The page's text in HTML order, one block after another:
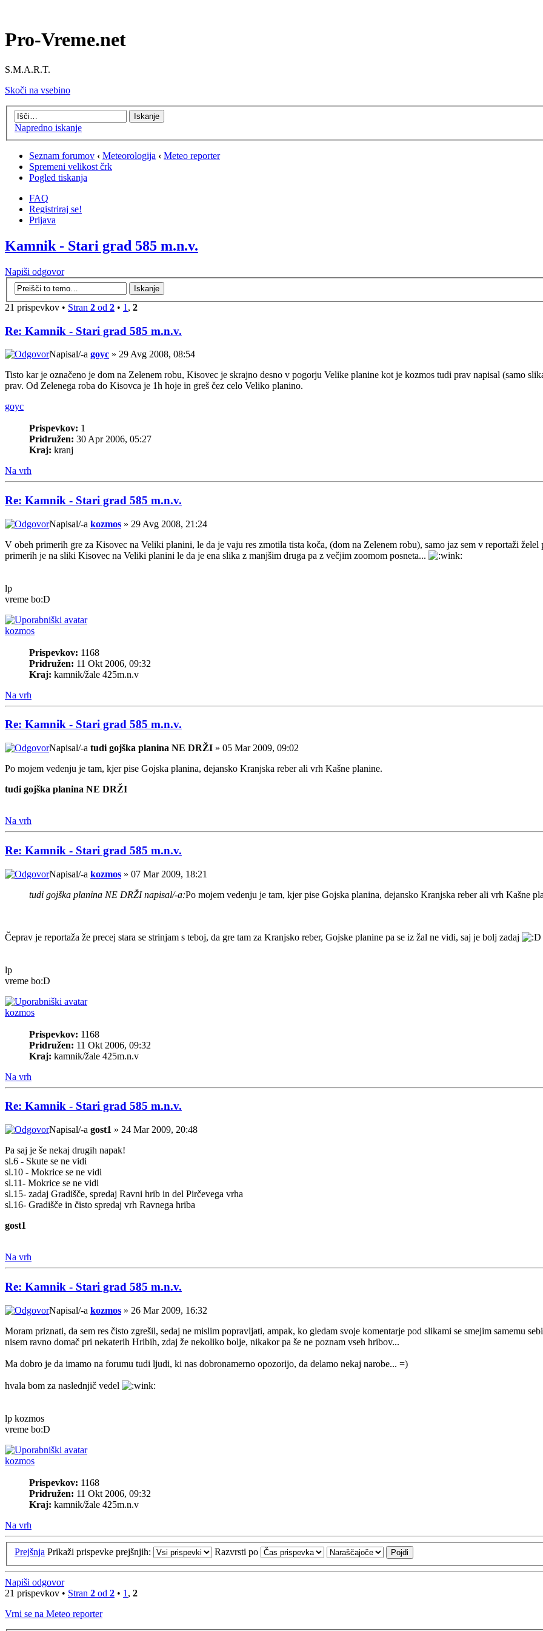
Pro-Vreme.net
S.M.A.R.T.
Skoči na vsebino
Napredno iskanje
Seznam forumov ‹ Meteorologija ‹ Meteo reporter
Spremeni velikost črk
Pogled tiskanja
FAQ
Registriraj se!
Prijava
Kamnik - Stari grad 585 m.n.v.
Napiši odgovor
21 prispevkov • Stran 2 od 2 • 1 , 2
Re: Kamnik - Stari grad 585 m.n.v.
Napisal/-a goyc » 29 Avg 2008, 08:54
Tisto kar je označeno je dom na Zelenem robu, Kisovec je skrajno desno v pogorju Velike planine kot je kozmos tudi prav napisal (samo
prav. Od Zelenega roba do Kisovca je 1h hoje in greš čez celo Veliko planino.
goyc
Prispevkov: 1
Pridružen: 30 Apr 2006, 05:27
Kraj: kranj
Na vrh
Re: Kamnik - Stari grad 585 m.n.v.
Napisal/-a kozmos » 29 Avg 2008, 21:24
V obeh primerih gre za Kisovec na Veliki planini, le da je vaju res zmotila tista koča, (dom na Zelenem robu), samo jaz sem v reportaži
primerih je na sliki Kisovec na Veliki planini le da je ena slika z manjšim druga pa z večjim zoomom posneta...
lp
vreme bo:D
kozmos
Prispevkov: 1168
Pridružen: 11 Okt 2006, 09:32
Kraj: kamnik/žale 425m.n.v
Na vrh
Re: Kamnik - Stari grad 585 m.n.v.
Napisal/-a tudi gojška planina NE DRŽI » 05 Mar 2009, 09:02
Po mojem vedenju je tam, kjer pise Gojska planina, dejansko Kranjska reber ali vrh Kašne planine.
tudi gojška planina NE DRŽI
Na vrh
Re: Kamnik - Stari grad 585 m.n.v.
Napisal/-a kozmos » 07 Mar 2009, 18:21
tudi gojška planina NE DRŽI napisal/-a:Po mojem vedenju je tam, kjer pise Gojska planina, dejansko Kranjska reber ali vrh Kašne
Čeprav je reportaža že precej stara se strinjam s teboj, da gre tam za Kranjsko reber, Gojske planine pa se iz žal ne vidi, saj je bolj zadaj
lp
vreme bo:D
kozmos
Prispevkov: 1168
Pridružen: 11 Okt 2006, 09:32
Kraj: kamnik/žale 425m.n.v
Na vrh
Re: Kamnik - Stari grad 585 m.n.v.
Napisal/-a gost1 » 24 Mar 2009, 20:48
Pa saj je še nekaj drugih napak!
sl.6 - Skute se ne vidi
sl.10 - Mokrice se ne vidi
sl.11- Mokrice se ne vidi
sl.15- zadaj Gradišče, spredaj Ravni hrib in del Pirčevega vrha
sl.16- Gradišče in čisto spredaj vrh Ravnega hriba
gost1
Na vrh
Re: Kamnik - Stari grad 585 m.n.v.
Napisal/-a kozmos » 26 Mar 2009, 16:32
Moram priznati, da sem res čisto zgrešil, sedaj ne mislim popravljati, ampak, ko gledam svoje komentarje pod slikami se smejim samemu sebi
nisem ravno domač pri nekaterih Hribih, zdaj že nekoliko bolje, nikakor pa še ne poznam vseh hribov...
Ma dobro je da imamo na forumu tudi ljudi, ki nas dobronamerno opozorijo, da delamo nekaj narobe... =)
hvala bom za naslednjič vedel
lp kozmos
vreme bo:D
kozmos
Prispevkov: 1168
Pridružen: 11 Okt 2006, 09:32
Kraj: kamnik/žale 425m.n.v
Na vrh
Prejšnja Prikaži prispevke prejšnjih: Razvrsti po
Napiši odgovor
21 prispevkov • Stran 2 od 2 • 1 , 2
Vrni se na Meteo reporter